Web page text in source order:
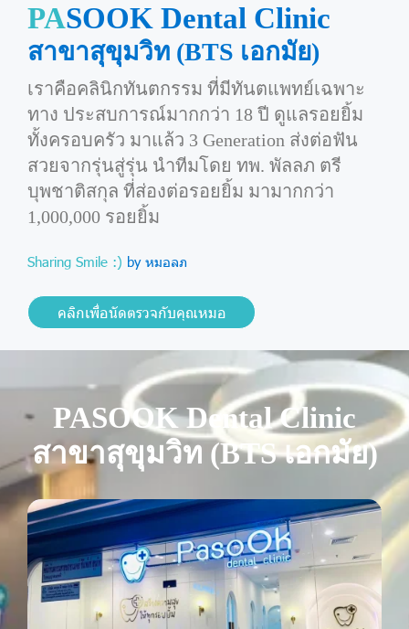
PASOOK Dental Clinic
สาขาสุขุมวิท (BTS เอกมัย)
เราคือคลินิกทันตกรรม ที่มีทันตแพทย์เฉพาะ
ทาง ประสบการณ์มากกว่า 18 ปี ดูแลรอยยิ้ม
ทั้งครอบครัว มาแล้ว 3 Generation ส่งต่อฟัน
สวยจากรุ่นสู่รุ่น นำทีมโดย ทพ. พัลลภ ตรี
บุพชาติสกุล ที่ส่องต่อรอยยิ้ม มามากกว่า
1,000,000 รอยยิ้ม
Sharing Smile :) by หมอลภ
คลิกเพื่อนัดตรวจกับคุณหมอ
PASOOK Dental Clinic
สาขาสุขุมวิท (BTS เอกมัย)